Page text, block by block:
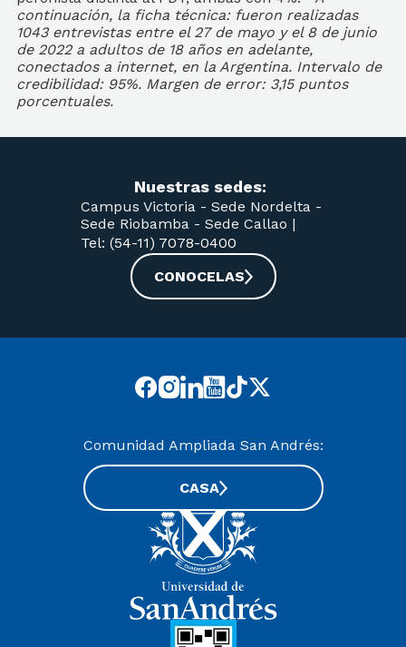
continuación, la ficha técnica: fueron realizadas
1043 entrevistas entre el 27 de mayo y el 8 de junio
de 2022 a adultos de 18 años en adelante,
conectados a internet, en la Argentina. Intervalo de
credibilidad: 95%. Margen de error: 3,15 puntos
porcentuales.
Nuestras sedes:
Campus Victoria - Sede Nordelta -
Sede Riobamba - Sede Callao |
Tel: (54-11) 7078-0400
CONOCELAS
Comunidad Ampliada San Andrés:
CASA